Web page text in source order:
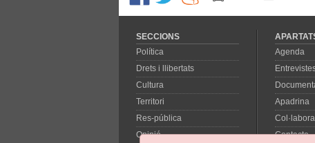
SECCIONS
Política
Drets i llibertats
Cultura
Territori
Res-pública
Opinió
Agenda
Apadrina
Col·labora
Contacte